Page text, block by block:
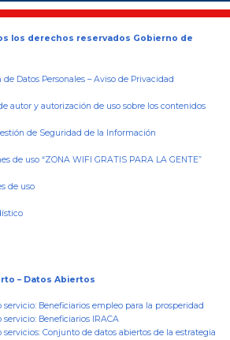
los derechos reservados Gobierno de
Datos Personales –Aviso de Privacidad
autor y autorización de uso sobre los contenidos
de Seguridad de la Información
de uso “ZONA WIFI GRATIS PARA LA GENTE”
de uso
– Datos Abiertos
servicio: Beneficiarios empleo para la prosperidad
servicio: Beneficiarios IRACA
servicios: Conjunto de datos abiertos de la estrategia